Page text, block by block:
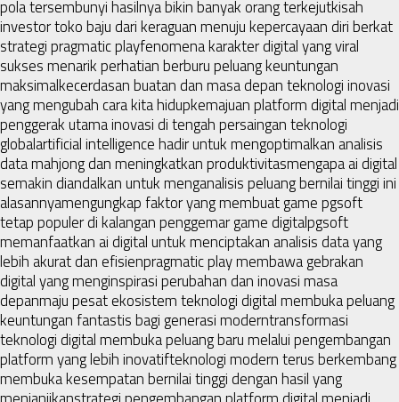
pola tersembunyi hasilnya bikin banyak orang terkejutkisah
investor toko baju dari keraguan menuju kepercayaan diri berkat
strategi pragmatic playfenomena karakter digital yang viral
sukses menarik perhatian berburu peluang keuntungan
maksimalkecerdasan buatan dan masa depan teknologi inovasi
yang mengubah cara kita hidupkemajuan platform digital menjadi
penggerak utama inovasi di tengah persaingan teknologi
globalartificial intelligence hadir untuk mengoptimalkan analisis
data mahjong dan meningkatkan produktivitasmengapa ai digital
semakin diandalkan untuk menganalisis peluang bernilai tinggi ini
alasannyamengungkap faktor yang membuat game pgsoft
tetap populer di kalangan penggemar game digitalpgsoft
memanfaatkan ai digital untuk menciptakan analisis data yang
lebih akurat dan efisienpragmatic play membawa gebrakan
digital yang menginspirasi perubahan dan inovasi masa
depanmaju pesat ekosistem teknologi digital membuka peluang
keuntungan fantastis bagi generasi moderntransformasi
teknologi digital membuka peluang baru melalui pengembangan
platform yang lebih inovatifteknologi modern terus berkembang
membuka kesempatan bernilai tinggi dengan hasil yang